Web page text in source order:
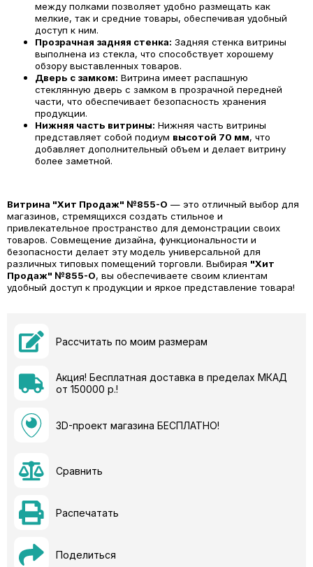
между полками позволяет удобно размещать как
мелкие, так и средние товары, обеспечивая удобный
доступ к ним.
Прозрачная задняя стенка: Задняя стенка витрины
выполнена из стекла, что способствует хорошему
обзору выставленных товаров.
Дверь с замком: Витрина имеет распашную
стеклянную дверь с замком в прозрачной передней
части, что обеспечивает безопасность хранения
продукции.
Нижняя часть витрины: Нижняя часть витрины
представляет собой подиум высотой 70 мм, что
добавляет дополнительный объем и делает витрину
более заметной.
Витрина "Хит Продаж" №855-О — это отличный выбор для
магазинов, стремящихся создать стильное и
привлекательное пространство для демонстрации своих
товаров. Совмещение дизайна, функциональности и
безопасности делает эту модель универсальной для
различных типовых помещений торговли. Выбирая "Хит
Продаж" №855-О, вы обеспечиваете своим клиентам
удобный доступ к продукции и яркое представление товара!
Рассчитать по моим размерам
Акция! Бесплатная доставка в пределах МКАД
от 150000 р.!
3D-проект магазина БЕСПЛАТНО!
Сравнить
Распечатать
Поделиться